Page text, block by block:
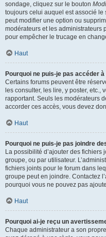
sondage, cliquez sur le bouton
toujours celui auquel est associé le
peut modifier une option ou
modérateurs et les administrateurs
pour empêcher le trucage en
Haut
Pourquoi ne puis-je pas accéder
Certains forums peuvent être
les consulter, les lire, y poster, etc.,
rapportant. Seuls les modérateurs
accorder ces accès, vous devez
Haut
Pourquoi ne puis-je pas joindre
La possibilité d’ajouter des
groupe, ou par utilisateur.
fichiers joints pour le forum dans
groupe peut en joindre. Contactez
pourquoi vous ne pouvez pas
Haut
Pourquoi ai-je reçu un
Chaque administrateur a son